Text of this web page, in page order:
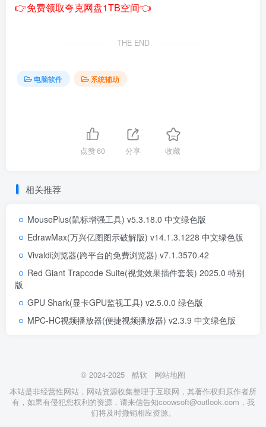
👉免费领取夸克网盘1TB空间👈
THE END
电脑软件 系统辅助
点赞60 分享 收藏
相关推荐
MousePlus(鼠标增强工具) v5.3.18.0 中文绿色版
EdrawMax(万兴亿图图示破解版) v14.1.3.1228 中文绿色版
Vivaldi浏览器(跨平台的免费浏览器) v7.1.3570.42
Red Giant Trapcode Suite(视觉效果插件套装) 2025.0 特别
版
GPU Shark(显卡GPU监视工具) v2.5.0.0 绿色版
MPC-HC视频播放器(便捷视频播放器) v2.3.9 中文绿色版
© 2024-2025 酷软
网站地图
本站是非经营性网站，网站资源收集整理于互联网，其著作权归原作者所
有，如果有侵犯您权利的资源，请来信告知coowsoft@outlook.com，我
们将及时撤销相应资源。